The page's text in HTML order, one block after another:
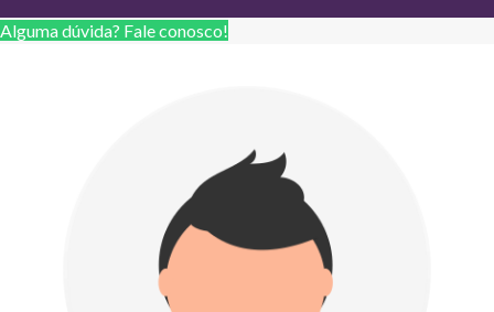
Alguma dúvida? Fale conosco!